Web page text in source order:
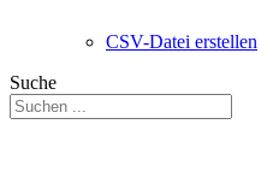
CSV-Datei erstellen
Suche